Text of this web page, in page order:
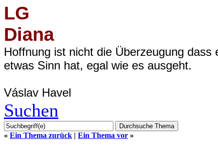
LG
Diana
Hoffnung ist nicht die Überzeugung
etwas Sinn hat, egal wie es ausgeht.
Váslav Havel
Suchen
« Ein Thema zurück | Ein Thema vor »